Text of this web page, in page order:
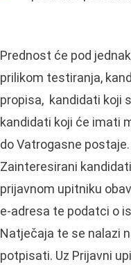
Prednost će pod
prilikom testiranja,
propisa, kandidati koji
kandidati koji će imati
do Vatrogasne postaje.
Zainteresirani
prijavnom upitniku
e-adresa te podatci o
Natječaja te se nalazi
potpisati. Uz Prijavni